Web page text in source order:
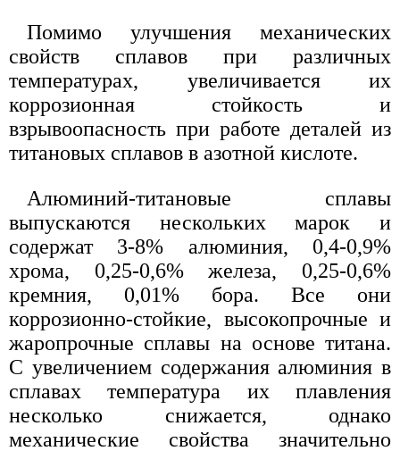
Помимо улучшения механических
свойств сплавов при различных
температурах, увеличивается их
коррозионная стойкость и
взрывоопасность при работе деталей из
титановых сплавов в азотной кислоте.
Алюминий-титановые сплавы
выпускаются нескольких марок и
содержат 3-8% алюминия, 0,4-0,9%
хрома, 0,25-0,6% железа, 0,25-0,6%
кремния, 0,01% бора. Все они
коррозионно-стойкие, высокопрочные и
жаропрочные сплавы на основе титана.
С увеличением содержания алюминия в
сплавах температура их плавления
несколько снижается, однако
механические свойства значительно